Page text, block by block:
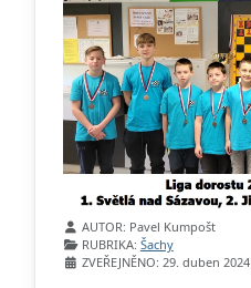
Základní údaje
AUTOR: Pavel Kumpošt
RUBRIKA: Šachy
ZVEŘEJNĚNO: 29. duben 2024